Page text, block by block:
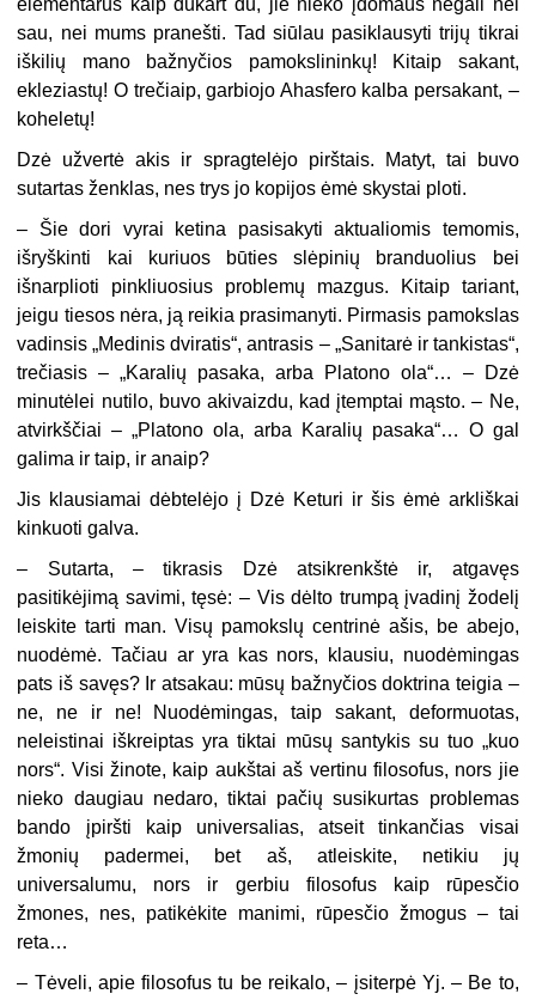
elementarūs kaip dukart du, jie nieko įdomaus negali nei
sau, nei mums pranešti. Tad siūlau pasiklausyti trijų tikrai
iškilių mano bažnyčios pamokslininkų! Kitaip sakant,
ekleziastų! O trečiaip, garbiojo Ahasfero kalba persakant, –
koheletų!
Dzė užvertė akis ir spragtelėjo pirštais. Matyt, tai buvo
sutartas ženklas, nes trys jo kopijos ėmė skystai ploti.
– Šie dori vyrai ketina pasisakyti aktualiomis temomis,
išryškinti kai kuriuos būties slėpinių branduolius bei
išnarplioti pinkliuosius problemų mazgus. Kitaip tariant,
jeigu tiesos nėra, ją reikia prasimanyti. Pirmasis pamokslas
vadinsis „Medinis dviratis“, antrasis – „Sanitarė ir tankistas“,
trečiasis – „Karalių pasaka, arba Platono ola“… – Dzė
minutėlei nutilo, buvo akivaizdu, kad įtemptai mąsto. – Ne,
atvirkščiai – „Platono ola, arba Karalių pasaka“… O gal
galima ir taip, ir anaip?
Jis klausiamai dėbtelėjo į Dzė Keturi ir šis ėmė arkliškai
kinkuoti galva.
– Sutarta, – tikrasis Dzė atsikrenkštė ir, atgavęs
pasitikėjimą savimi, tęsė: – Vis dėlto trumpą įvadinį žodelį
leiskite tarti man. Visų pamokslų centrinė ašis, be abejo,
nuodėmė. Tačiau ar yra kas nors, klausiu, nuodėmingas
pats iš savęs? Ir atsakau: mūsų bažnyčios doktrina teigia –
ne, ne ir ne! Nuodėmingas, taip sakant, deformuotas,
neleistinai iškreiptas yra tiktai mūsų santykis su tuo „kuo
nors“. Visi žinote, kaip aukštai aš vertinu filosofus, nors jie
nieko daugiau nedaro, tiktai pačių susikurtas problemas
bando įpiršti kaip universalias, atseit tinkančias visai
žmonių padermei, bet aš, atleiskite, netikiu jų
universalumu, nors ir gerbiu filosofus kaip rūpesčio
žmones, nes, patikėkite manimi, rūpesčio žmogus – tai
reta…
– Tėveli, apie filosofus tu be reikalo, – įsiterpė Yj. – Be to,